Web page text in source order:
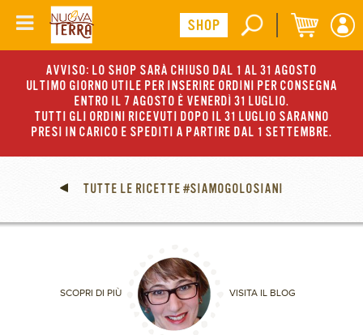
AVVISO: LO SHOP SARÀ CHIUSO DAL 1 AL 31 AGOSTO
ULTIMO GIORNO UTILE PER INSERIRE ORDINI PER CONSEGNA
ENTRO IL 7 AGOSTO È VENERDÌ 31 LUGLIO.
TUTTI GLI ORDINI RICEVUTI DOPO IL 31 LUGLIO SARANNO
PRESI IN CARICO E SPEDITI A PARTIRE DAL 1 SETTEMBRE.
TUTTE LE RICETTE #SIAMOGOLOSIANI
SCOPRI DI PIÙ VISITA IL BLOG